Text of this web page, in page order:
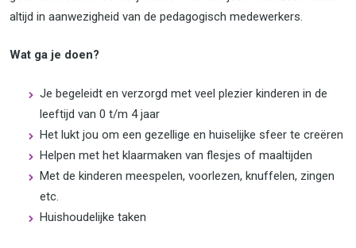
altijd in aanwezigheid van de pedagogisch medewerkers.
Wat ga je doen?
Je begeleidt en verzorgd met veel plezier kinderen in de
leeftijd van 0 t/m 4 jaar
Het lukt jou om een gezellige en huiselijke sfeer te creëren
Helpen met het klaarmaken van flesjes of maaltijden
Met de kinderen meespelen, voorlezen, knuffelen, zingen
etc.
Huishoudelijke taken